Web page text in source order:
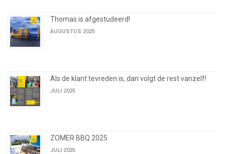
Thomas is afgestudeerd!
AUGUSTUS 2025
Als de klant tevreden is, dan volgt de rest vanzelf!
JULI 2025
ZOMER BBQ 2025
JULI 2025